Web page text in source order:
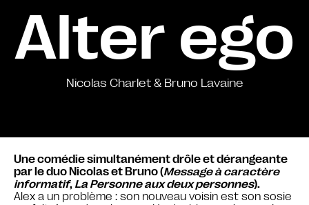
Alter ego
Nicolas Charlet & Bruno Lavaine
Une comédie simultanément drôle et dérangeante
par le duo Nicolas et Bruno (Message à caractère
informatif, La Personne aux deux personnes).
Alex a un problème : son nouveau voisin est son sosie